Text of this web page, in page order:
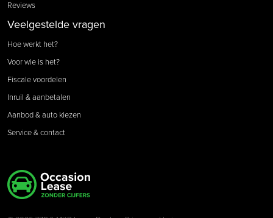
Reviews
Veelgestelde vragen
Hoe werkt het?
Voor wie is het?
Fiscale voordelen
Inruil & aanbetalen
Aanbod & auto kiezen
Service & contact